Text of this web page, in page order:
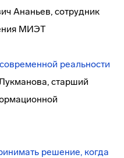
Ананьев, сотрудник
МИЭТ
реальности
старший
решение, когда